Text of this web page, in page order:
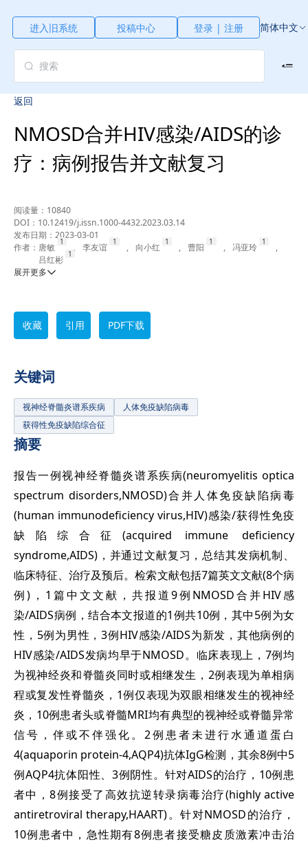
进入旧系统 投稿中心 登录 | 注册 简体中文
返回
NMOSD合并HIV感染/AIDS的诊
疗：病例报告并文献复习
阅读量： 10840
DOI： 10.12419/j.issn.1000-4432.2023.03.14
发布日期： 2023-03-01
作者： 唐敏 , 李友谊 , 向小红 , 曹阳 , 冯亚玲
,
吕红彬
展开更多
收藏 引用 PDF下载
关键词
视神经脊髓炎谱系疾病
人体免疫缺陷病毒
获得性免疫缺陷综合征
摘要
报告一例视神经脊髓炎谱系疾病(neuromyelitis optica
spectrum disorders,NMOSD)合并人体免疫缺陷病毒
(human immunodeficiency virus,HIV)感染/获得性免疫
缺陷综合征(acquired immune deficiency
syndrome,AIDS)，并通过文献复习，总结其发病机制、
临床特征、治疗及预后。检索文献包括7篇英文文献(8个病
例)，1篇中文文献，共报道9例NMOSD合并HIV感
染/AIDS病例，结合本文报道的1例共10例，其中5例为女
性，5例为男性，3例HIV感染/AIDS为新发，其他病例的
HIV感染/AIDS发病均早于NMOSD。临床表现上，7例均
为视神经炎和脊髓炎同时或相继发生，2例表现为单相病
程或复发性脊髓炎，1例仅表现为双眼相继发生的视神经
炎，10例患者头或脊髓MRI均有典型的视神经或脊髓异常
信号，伴或不伴强化。2例患者未进行水通道蛋白
4(aquaporin protein-4,AQP4)抗体IgG检测，其余8例中5
例AQP4抗体阳性、3例阴性。针对AIDS的治疗，10例患
者中，8例接受了高效抗逆转录病毒治疗(highly active
antiretroviral therapy,HAART)。针对NMOSD的治疗，
10例患者中，急性期有8例患者接受糖皮质激素冲击治